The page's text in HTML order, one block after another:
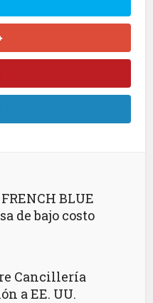
BLUE
de bajo costo
Cancillería
a EE. UU.